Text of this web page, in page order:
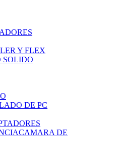
Y FLEX
SOLIDO
DE PC
CAMARA DE